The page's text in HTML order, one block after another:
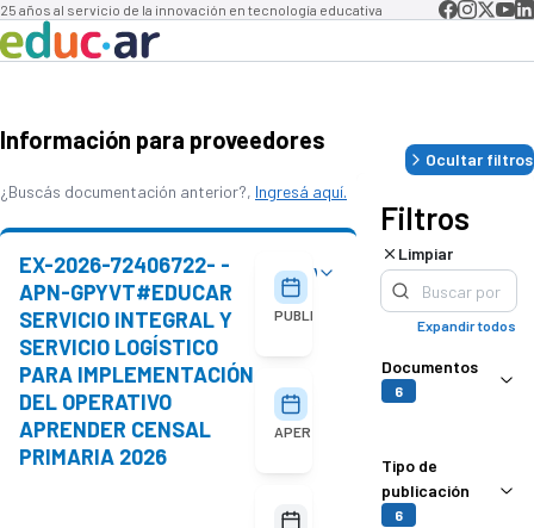
25 años al servicio de la innovación en tecnología educativa
Ocultar filtros
Información para proveedores
¿Buscás documentación anterior?, Ingresá aquí.
EX-2026-72406722- -
APN-GPYVT#EDUCAR
SERVICIO INTEGRAL Y
SERVICIO LOGÍSTICO
PARA IMPLEMENTACIÓN
DEL OPERATIVO
APRENDER CENSAL
PRIMARIA 2026
PUBLICACIÓN
05/08/2026
APERTURA
18/08/2026
No
Ver detalles
Filtros
Limpiar
Expandir todos
Documentos
6
Tipo de
publicación
6